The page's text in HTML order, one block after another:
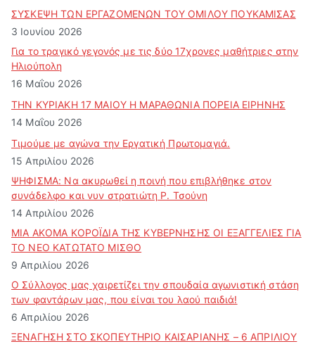
ΣΥΣΚΕΨΗ ΤΩΝ ΕΡΓΑΖΟΜΕΝΩΝ ΤΟΥ ΟΜΙΛΟΥ ΠΟΥΚΑΜΙΣΑΣ
3 Ιουνίου 2026
Για το τραγικό γεγονός με τις δύο 17χρονες μαθήτριες στην
Ηλιούπολη
16 Μαΐου 2026
ΤΗΝ ΚΥΡΙΑΚΗ 17 ΜΑΙΟΥ Η ΜΑΡΑΘΩΝΙΑ ΠΟΡΕΙΑ ΕΙΡΗΝΗΣ
14 Μαΐου 2026
Τιμούμε με αγώνα την Εργατική Πρωτομαγιά.
15 Απριλίου 2026
ΨΗΦΙΣΜΑ: Να ακυρωθεί η ποινή που επιβλήθηκε στον
συνάδελφο και νυν στρατιώτη Ρ. Τσούνη
14 Απριλίου 2026
ΜΙΑ ΑΚΟΜΑ ΚΟΡΟΪΔΙΑ ΤΗΣ ΚΥΒΕΡΝΗΣΗΣ ΟΙ ΕΞΑΓΓΕΛΙΕΣ ΓΙΑ
ΤΟ ΝΕΟ ΚΑΤΩΤΑΤΟ ΜΙΣΘΟ
9 Απριλίου 2026
Ο Σύλλογος μας χαιρετίζει την σπουδαία αγωνιστική στάση
των φαντάρων μας, που είναι του λαού παιδιά!
6 Απριλίου 2026
ΞΕΝΑΓΗΣΗ ΣΤΟ ΣΚΟΠΕΥΤΗΡΙΟ ΚΑΙΣΑΡΙΑΝΗΣ – 6 ΑΠΡΙΛΙΟΥ